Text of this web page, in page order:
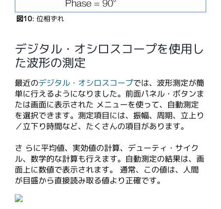
図10: 位相ずれ
デジタル・オシロスコープを使用し
た波形の測定
最近のデジタル・オシロスコープでは、波形測定が簡
単に行えるようになりました。前面パネル・ボタンま
たは画面に表示された メニューを使って、自動測定
を選択できます。測定項目には、振幅、周期、立上り
／立下り時間など、たくさんの項目があります。
さ らに平均値、実効値の計算、デューティ・サイク
ル、数学的な計算も行えます。自動測定の結果は、画
面上に数値で表示されます。 通常、この値は、人間
が目盛から直接読み取る値より正確です。